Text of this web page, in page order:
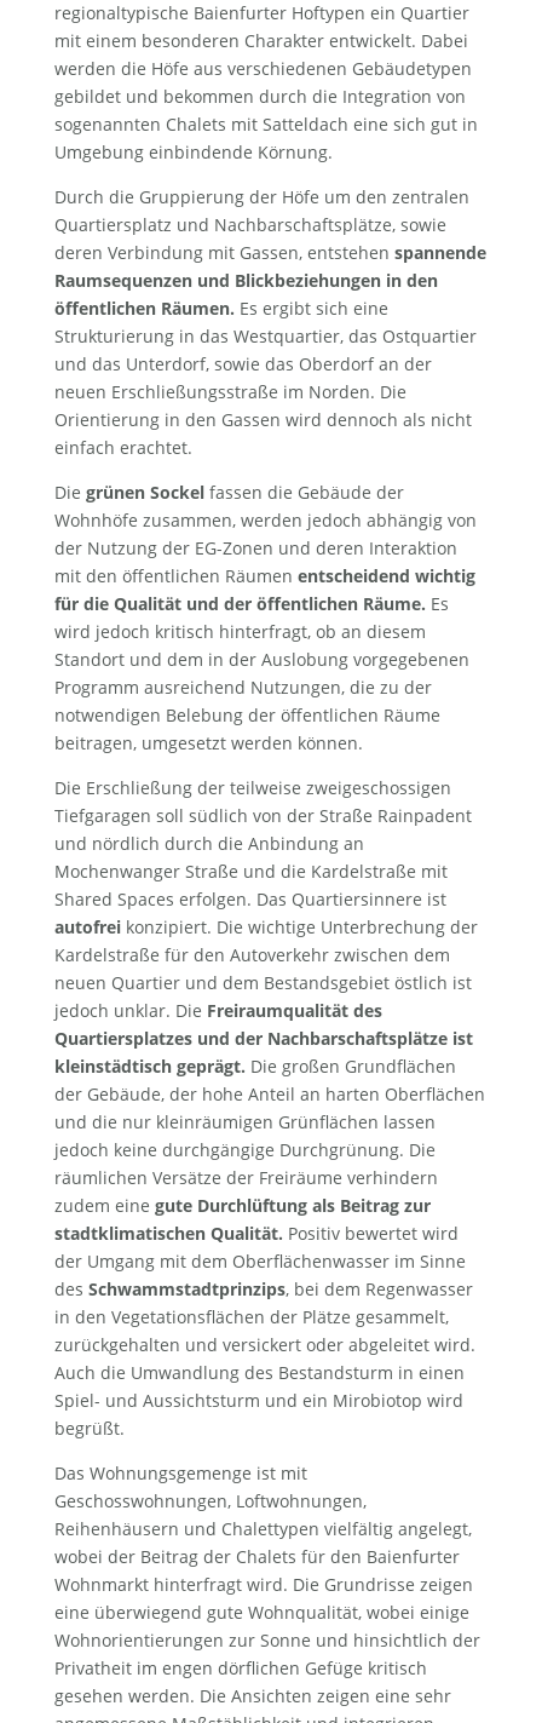
regionaltypische Baienfurter Hoftypen ein Quartier
mit einem besonderen Charakter entwickelt. Dabei
werden die Höfe aus verschiedenen Gebäudetypen
gebildet und bekommen durch die Integration von
sogenannten Chalets mit Satteldach eine sich gut in
Umgebung einbindende Körnung.
Durch die Gruppierung der Höfe um den zentralen
Quartiersplatz und Nachbarschaftsplätze, sowie
deren Verbindung mit Gassen, entstehen spannende
Raumsequenzen und Blickbeziehungen in den
öffentlichen Räumen. Es ergibt sich eine
Strukturierung in das Westquartier, das Ostquartier
und das Unterdorf, sowie das Oberdorf an der
neuen Erschließungsstraße im Norden. Die
Orientierung in den Gassen wird dennoch als nicht
einfach erachtet.
Die grünen Sockelfassen die Gebäude der
Wohnhöfe zusammen, werden jedoch abhängig von
der Nutzung der EG-Zonen und deren Interaktion
mit den öffentlichen Räumen entscheidend wichtig
für die Qualität und der öffentlichen Räume. Es
wird jedoch kritisch hinterfragt, ob an diesem
Standort und dem in der Auslobung vorgegebenen
Programm ausreichend Nutzungen, die zu der
notwendigen Belebung der öffentlichen Räume
beitragen, umgesetzt werden können.
Die Erschließung der teilweise zweigeschossigen
Tiefgaragen soll südlich von der Straße Rainpadent
und nördlich durch die Anbindung an
Mochenwanger Straße und die Kardelstraße mit
Shared Spaces erfolgen. Das Quartiersinnere ist
autofreikonzipiert. Die wichtige Unterbrechung der
Kardelstraße für den Autoverkehr zwischen dem
neuen Quartier und dem Bestandsgebiet östlich ist
jedoch unklar. Die Freiraumqualität des
Quartiersplatzes und der Nachbarschaftsplätze ist
kleinstädtisch geprägt. Die großen Grundflächen
der Gebäude, der hohe Anteil an harten Oberflächen
und die nur kleinräumigen Grünflächen lassen
jedoch keine durchgängige Durchgrünung. Die
räumlichen Versätze der Freiräume verhindern
zudem eine gute Durchlüftung als Beitrag zur
stadtklimatischen Qualität. Positiv bewertet wird
der Umgang mit dem Oberflächenwasser im Sinne
des Schwammstadtprinzips, bei dem Regenwasser
in den Vegetationsflächen der Plätze gesammelt,
zurückgehalten und versickert oder abgeleitet wird.
Auch die Umwandlung des Bestandsturm in einen
Spiel- und Aussichtsturm und ein Mirobiotop wird
begrüßt.
Das Wohnungsgemenge ist mit
Geschosswohnungen, Loftwohnungen,
Reihenhäusern und Chalettypen vielfältig angelegt,
wobei der Beitrag der Chalets für den Baienfurter
Wohnmarkt hinterfragt wird. Die Grundrisse zeigen
eine überwiegend gute Wohnqualität, wobei einige
Wohnorientierungen zur Sonne und hinsichtlich der
Privatheit im engen dörflichen Gefüge kritisch
gesehen werden. Die Ansichten zeigen eine sehr